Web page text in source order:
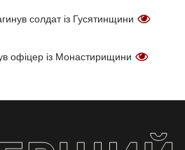
солдат із Гусятинщини
офіцер із Монастирищини